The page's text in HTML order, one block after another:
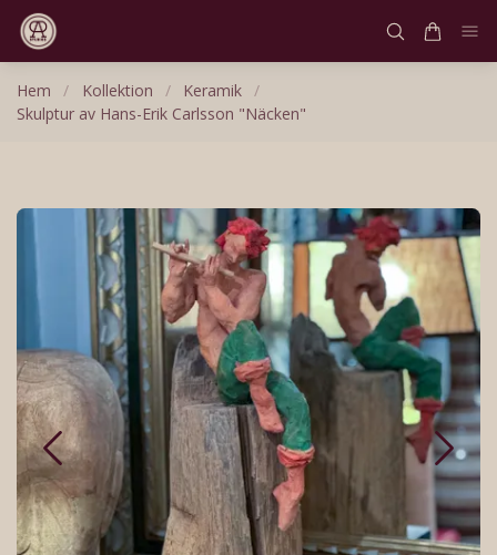
Hem / Kollektion / Keramik /
Skulptur av Hans-Erik Carlsson "Näcken"